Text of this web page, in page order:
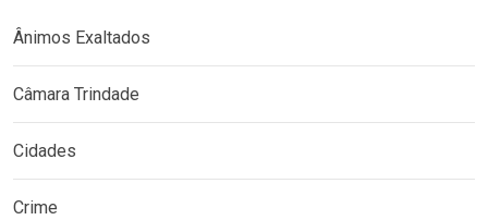
Ânimos Exaltados
Câmara Trindade
Cidades
Crime